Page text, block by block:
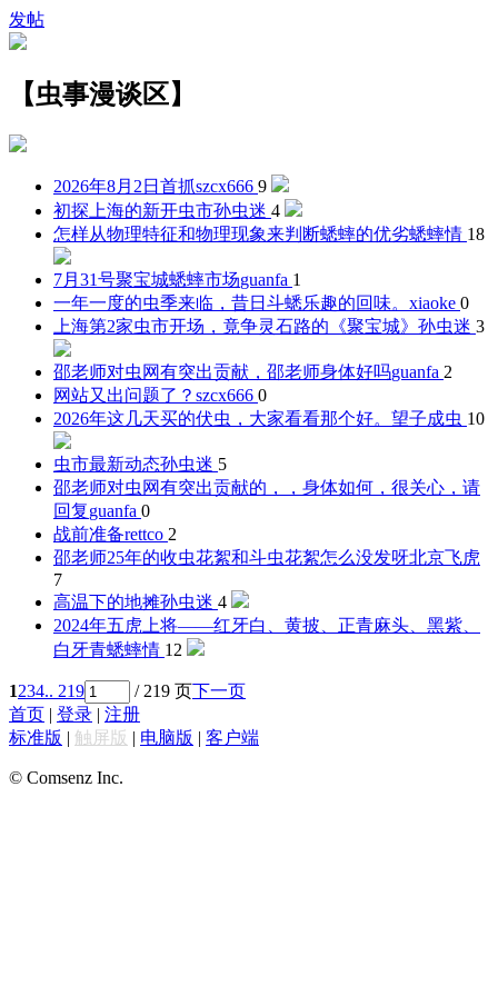
发帖
【虫事漫谈区】
2026年8月2日首抓szcx666 9
初探上海的新开虫市孙虫迷 4
怎样从物理特征和物理现象来判断蟋蟀的优劣蟋蟀情 18
7月31号聚宝城蟋蟀市场guanfa 1
一年一度的虫季来临，昔日斗蟋乐趣的回味。 xiaoke 0
上海第2家虫市开场，竟争灵石路的《聚宝城》 孙虫迷 3
邵老师对虫网有突出贡献，邵老师身体好吗guanfa 2
网站又出问题了？ szcx666 0
2026年这几天买的伏虫，大家看看那个好。 望子成虫 10
虫市最新动态孙虫迷 5
邵老师对虫网有突出贡献的，，身体如何，很关心，请
回复guanfa 0
战前准备rettco 2
邵老师25年的收虫花絮和斗虫花絮怎么没发呀北京飞虎
7
高温下的地摊孙虫迷 4
2024年五虎上将——红牙白、黄披、正青麻头、黑紫、
白牙青蟋蟀情 12
1234.. 219 / 219 页下一页
首页 | 登录 | 注册
标准版 | 触屏版 | 电脑版 | 客户端
© Comsenz Inc.